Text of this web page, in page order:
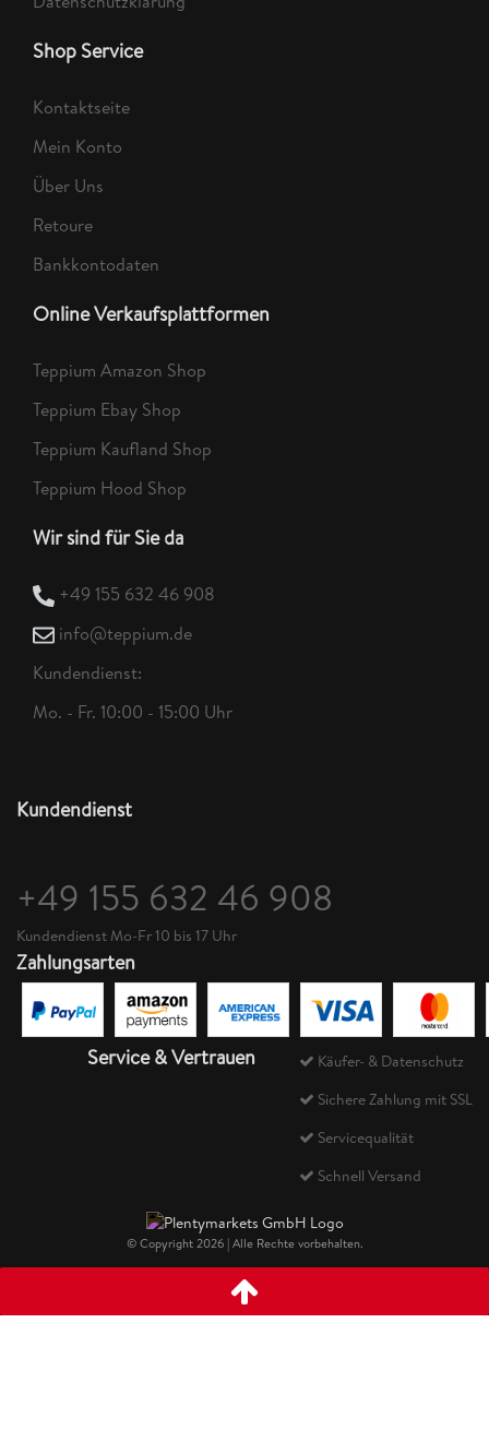
Shop Service
Kontaktseite
Mein Konto
Über Uns
Retoure
Bankkontodaten
Online Verkaufsplattformen
Teppium Amazon Shop
Teppium Ebay Shop
Teppium Kaufland Shop
Teppium Hood Shop
Wir sind für Sie da
+49 155 632 46 908
info@teppium.de
Kundendienst:
Mo. - Fr. 10:00 - 15:00 Uhr
Kundendienst
+49 155 632 46 908
Kundendienst Mo-Fr 10 bis 17 Uhr
Zahlungsarten
Service & Vertrauen
Käufer- & Datenschutz
Sichere Zahlung mit SSL
Servicequalität
Schnell Versand
© Copyright 2026 | Alle Rechte vorbehalten.